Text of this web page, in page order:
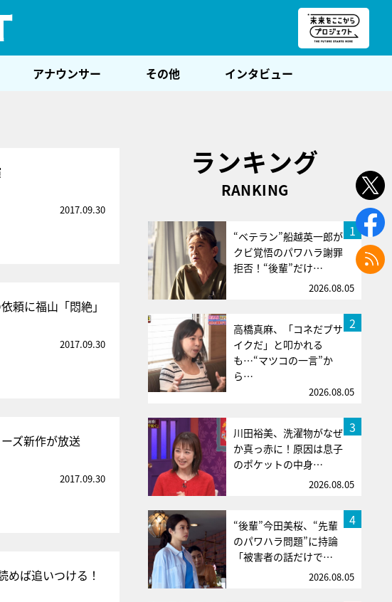
アナウンサー その他 インタビュー
2017.09.30
頼に福山「悶絶」
2017.09.30
ズ新作が放送
2017.09.30
ば追いつける！
ランキング
RANKING
1
“ベテラン”船越英一郎が
クビ覚悟のパワハラ謝罪
拒否！“後輩”だけ…
2026.08.05
2
高橋真麻、「コネだブサ
イクだ」と叩かれる
も…“マツコの一言”か
ら…
2026.08.05
3
川田裕美、洗濯物がなぜ
か真っ赤に！原因は息子
のポケットの中身…
2026.08.05
4
“後輩”今田美桜、“先輩
のパワハラ問題”に持論
「被害者の話だけで…
2026.08.05